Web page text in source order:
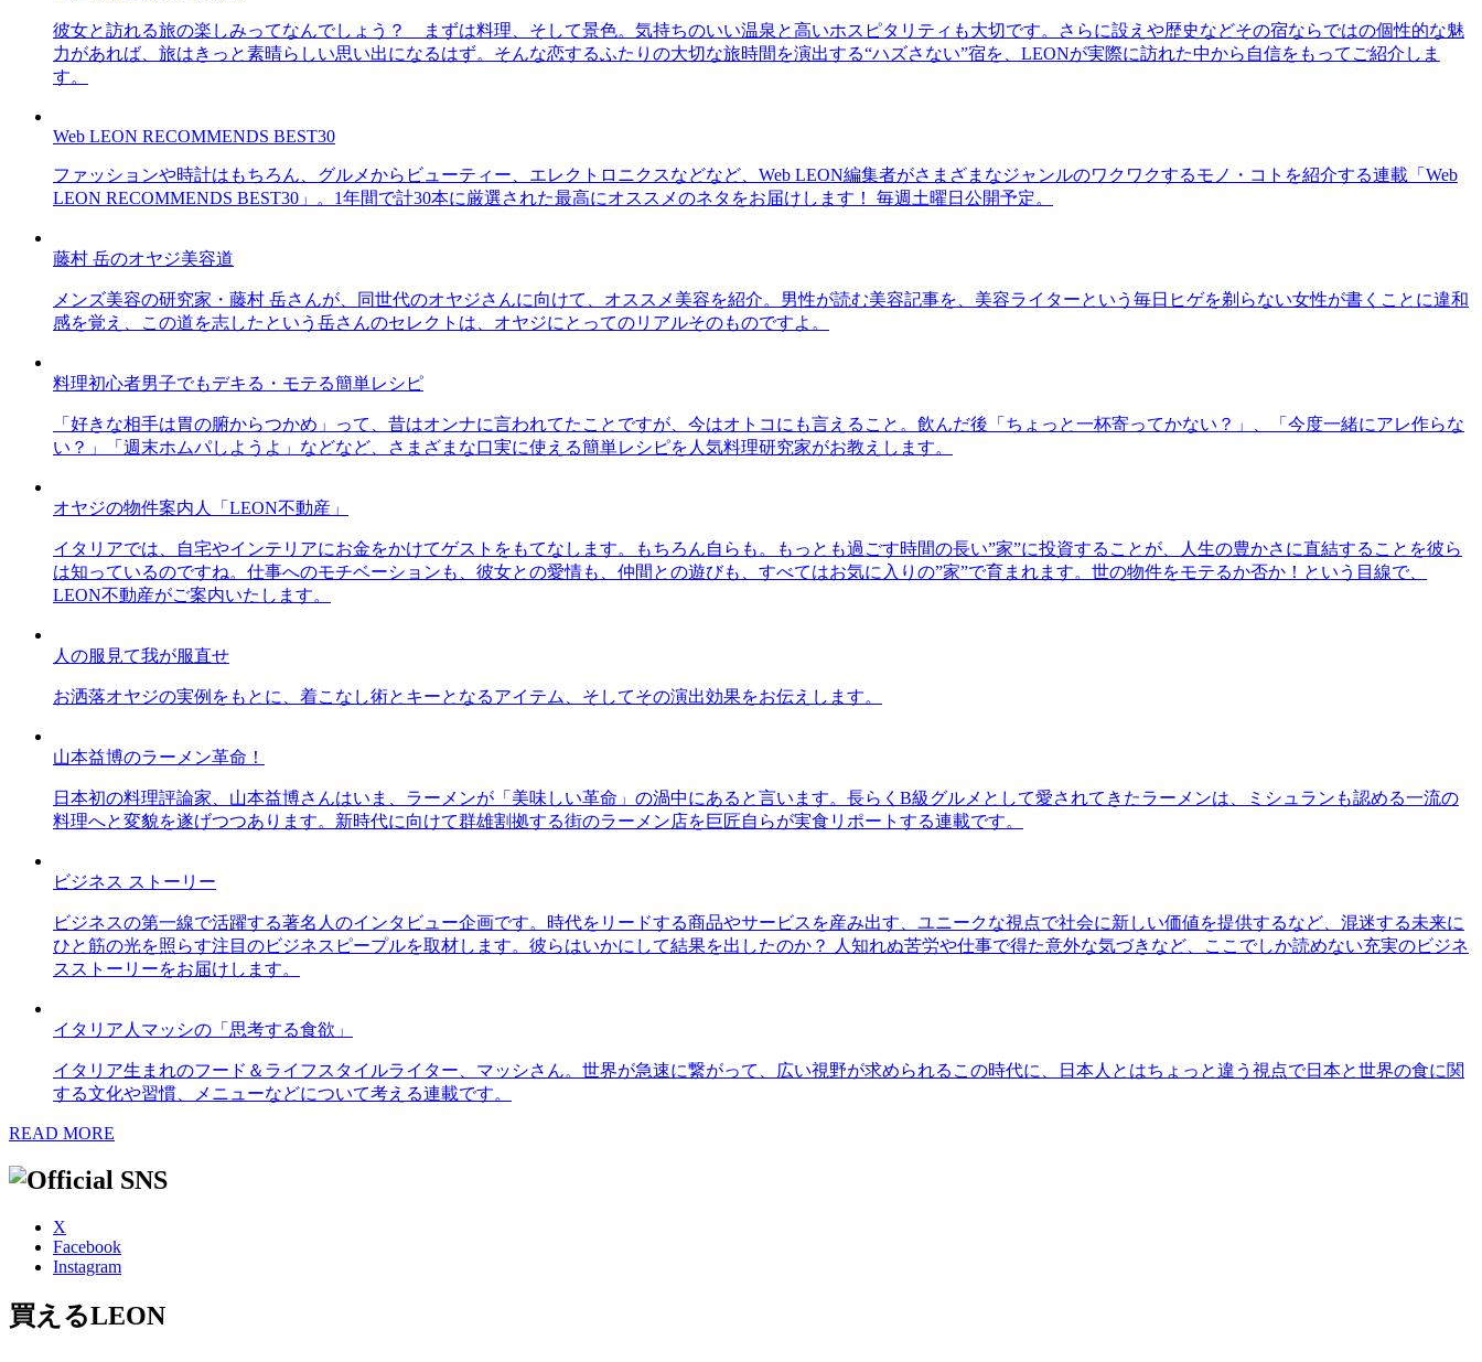
彼女と訪れる旅の楽しみってなんでしょう？ まずは料理、そして景色。気持ちのいい温泉と高いホスピタリティも大切です。さらに設えや歴史などその宿ならではの個性的な魅
力があれば、旅はきっと素晴らしい思い出になるはず。そんな恋するふたりの大切な旅時間を演出する“ハズさない”宿を、LEONが実際に訪れた中から自信をもってご紹介しま
す。
Web LEON RECOMMENDS BEST30
ファッションや時計はもちろん、グルメからビューティー、エレクトロニクスなどなど、Web LEON編集者がさまざまなジャンルのワクワクするモノ・コトを紹介する連載「Web
LEON RECOMMENDS BEST30」。1年間で計30本に厳選された最高にオススメのネタをお届けします！ 毎週土曜日公開予定。
藤村 岳のオヤジ美容道
メンズ美容の研究家・藤村 岳さんが、同世代のオヤジさんに向けて、オススメ美容を紹介。男性が読む美容記事を、美容ライターという毎日ヒゲを剃らない女性が書くことに違和
感を覚え、この道を志したという岳さんのセレクトは、オヤジにとってのリアルそのものですよ。
料理初心者男子でもデキる・モテる簡単レシピ
「好きな相手は胃の腑からつかめ」って、昔はオンナに言われてたことですが、今はオトコにも言えること。飲んだ後「ちょっと一杯寄ってかない？」、「今度一緒にアレ作らな
い？」「週末ホムパしようよ」などなど、さまざまな口実に使える簡単レシピを人気料理研究家がお教えします。
オヤジの物件案内人「LEON不動産」
イタリアでは、自宅やインテリアにお金をかけてゲストをもてなします。もちろん自らも。もっとも過ごす時間の長い”家”に投資することが、人生の豊かさに直結することを彼ら
は知っているのですね。仕事へのモチベーションも、彼女との愛情も、仲間との遊びも、すべてはお気に入りの”家”で育まれます。世の物件をモテるか否か！という目線で、
LEON不動産がご案内いたします。
人の服見て我が服直せ
お洒落オヤジの実例をもとに、着こなし術とキーとなるアイテム、そしてその演出効果をお伝えします。
山本益博のラーメン革命！
日本初の料理評論家、山本益博さんはいま、ラーメンが「美味しい革命」の渦中にあると言います。長らくB級グルメとして愛されてきたラーメンは、ミシュランも認める一流の
料理へと変貌を遂げつつあります。新時代に向けて群雄割拠する街のラーメン店を巨匠自らが実食リポートする連載です。
ビジネス ストーリー
ビジネスの第一線で活躍する著名人のインタビュー企画です。時代をリードする商品やサービスを産み出す、ユニークな視点で社会に新しい価値を提供するなど、混迷する未来に
ひと筋の光を照らす注目のビジネスピープルを取材します。彼らはいかにして結果を出したのか？ 人知れぬ苦労や仕事で得た意外な気づきなど、ここでしか読めない充実のビジネ
スストーリーをお届けします。
イタリア人マッシの「思考する食欲」
イタリア生まれのフード＆ライフスタイルライター、マッシさん。世界が急速に繋がって、広い視野が求められるこの時代に、日本人とはちょっと違う視点で日本と世界の食に関
する文化や習慣、メニューなどについて考える連載です。
READ MORE
X
Facebook
Instagram
買えるLEON